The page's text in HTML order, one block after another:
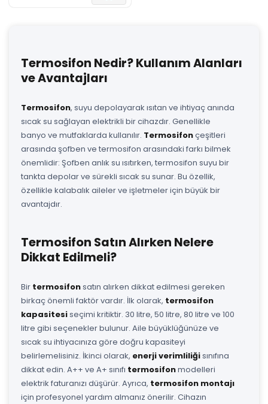
Termosifon Nedir? Kullanım Alanları
ve Avantajları
Termosifon, suyu depolayarak ısıtan ve ihtiyaç anında
sıcak su sağlayan elektrikli bir cihazdır. Genellikle
banyo ve mutfaklarda kullanılır. Termosifonçeşitleri
arasında şofben ve termosifon arasındaki farkı bilmek
önemlidir: Şofben anlık su ısıtırken, termosifon suyu bir
tankta depolar ve sürekli sıcak su sunar. Bu özellik,
özellikle kalabalık aileler ve işletmeler için büyük bir
avantajdır.
Termosifon Satın Alırken Nelere
Dikkat Edilmeli?
Bir termosifonsatın alırken dikkat edilmesi gereken
birkaç önemli faktör vardır. İlk olarak, termosifon
kapasitesiseçimi kritiktir. 30 litre, 50 litre, 80 litre ve 100
litre gibi seçenekler bulunur. Aile büyüklüğünüze ve
sıcak su ihtiyacınıza göre doğru kapasiteyi
belirlemelisiniz. İkinci olarak, enerji verimliliğisınıfına
dikkat edin. A++ ve A+ sınıfı termosifonmodelleri
elektrik faturanızı düşürür. Ayrıca, termosifon montajı
için profesyonel yardım almanız önerilir. Cihazın